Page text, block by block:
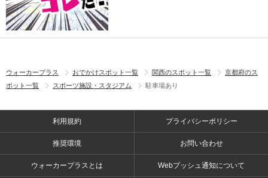
ウォーカープラス おでかけスポット一覧 関西のスポット一覧
京都府のス
ポット一覧
スポーツ施設・スタジアム 駐車場あり
利用規約 プライバシーポリシー
推奨環境 お問い合わせ
ウォーカープラスとは Webプッシュ通知について